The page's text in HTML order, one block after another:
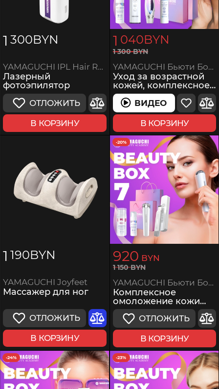
1 300BYN
YAMAGUCHI IPL Hair Removal
Лазерный
фотоэпилятор
ОТЛОЖИТЬ
В КОРЗИНУ
1 040BYN
1 300BYN
YAMAGUCHI Бьюти Бокс 1
Уход за возрастной
кожей, комплексное
омоложение
ВИДЕОВИДЕО
В КОРЗИНУ
1 190BYN
YAMAGUCHI Joyfeet
Массажер для ног
ОТЛОЖИТЬ
В КОРЗИНУ
-20%
920 BYN
1 150BYN
YAMAGUCHI Бьюти Бокс 7
Комплексное
омоложение кожи
лица
ОТЛОЖИТЬ
В КОРЗИНУ
-24% -23%